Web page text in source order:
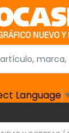
Language